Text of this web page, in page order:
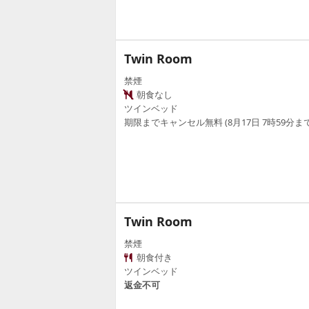
Twin Room
禁煙
朝食なし
ツインベッド
期限までキャンセル無料 (8月17日 7時59分ま
Twin Room
禁煙
朝食付き
ツインベッド
返金不可